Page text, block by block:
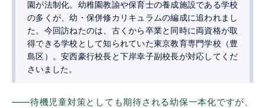
園が法制化。幼稚園教諭や保育士の養成施設である学校
の多くが、幼・保併修カリキュラムの編成に追われまし
た。今回訪ねたのは、古くから卒業と同時に両資格が取
得できる学校として知られていた東京教育専門学校（豊
島区）。安西豪行校長と下岸幸子副校長が対応してくだ
さいました。
――待機児童対策としても期待される幼保一本化ですが、